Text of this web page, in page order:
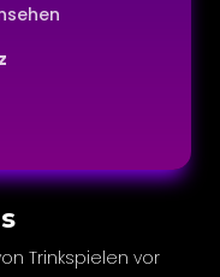
Trinkspielen vor